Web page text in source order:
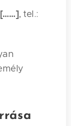
[……], tel.: